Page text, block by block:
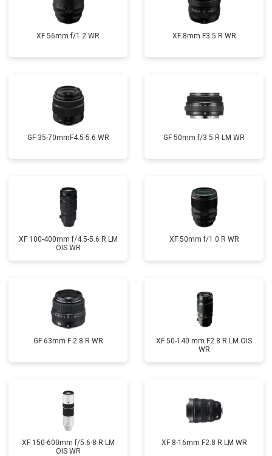
XF 56mm f/1.2 WR XF 8mm F3.5 R WR
GF 35-70mmF4.5-5.6 WR GF 50mm f/3.5 R LM WR
XF 100-400mm f/4.5-5.6 R LM
OIS WR
XF 50mm f/1.0 R WR
GF 63mm F 2.8 R WR
XF 50-140 mm F2.8 R LM OIS
WR
XF 150-600mm f/5.6-8 R LM
OIS WR
XF 8-16mm F2.8 R LM WR